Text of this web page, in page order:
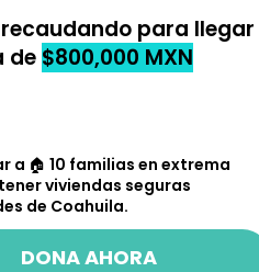
para llegar
de $800,000 MXN
a 🏠 10 familias en extrema
viviendas seguras
de Coahuila.
DONA AHORA